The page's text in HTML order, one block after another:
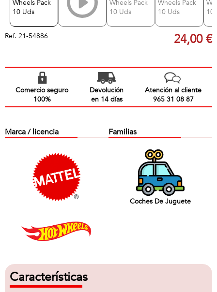
Ref. 21-54886 24,00 €
Comercio seguro
100%
Devolución
en 14 días
Atención al cliente
965 31 08 87
Marca / licencia Familias
Coches De Juguete
Características